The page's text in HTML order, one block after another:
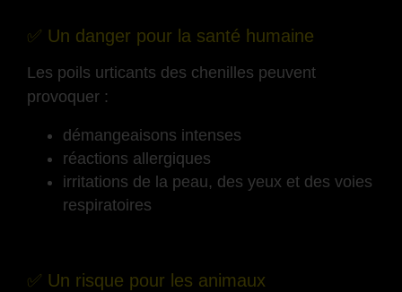
✅ Un danger pour la santé humaine
Les poils urticants des chenilles peuvent
provoquer :
démangeaisons intenses
réactions allergiques
irritations de la peau, des yeux et des voies
respiratoires
✅ Un risque pour les animaux